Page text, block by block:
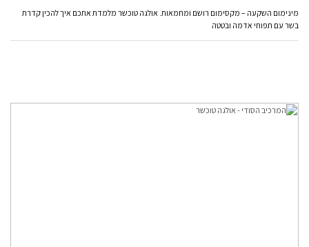
מינימום השקעה – מקסימום רושם ומחמאות. אולגה טוכשר מלמדת אתכם איך להכין קדרת
בשר עם תפוחי אדמה ובטטה